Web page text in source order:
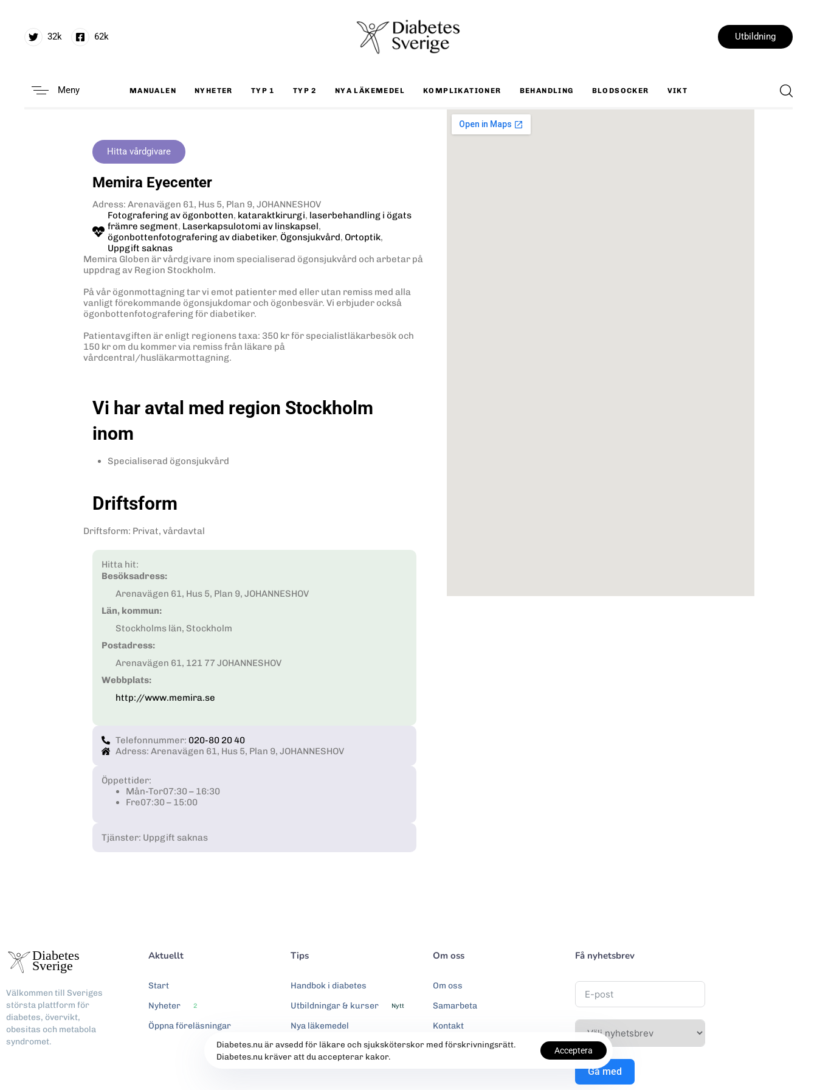
32k 62k Utbildning
Meny MANUALEN NYHETER TYP 1 TYP 2 NYA LÄKEMEDEL KOMPLIKATIONER BEHANDLING BLODSOCKER VIKT
Hitta vårdgivare
Memira Eyecenter
Adress: Arenavägen 61, Hus 5, Plan 9, JOHANNESHOV
Fotografering av ögonbotten, kataraktkirurgi, laserbehandling i ögats
främre segment, Laserkapsulotomi av linskapsel,
ögonbottenfotografering av diabetiker, Ögonsjukvård, Ortoptik,
Uppgift saknas
Memira Globen är vårdgivare inom specialiserad ögonsjukvård och arbetar på
uppdrag av Region Stockholm.
På vår ögonmottagning tar vi emot patienter med eller utan remiss med alla
vanligt förekommande ögonsjukdomar och ögonbesvär. Vi erbjuder också
ögonbottenfotografering för diabetiker.
Patientavgiften är enligt regionens taxa: 350 kr för specialistläkarbesök och
150 kr om du kommer via remiss från läkare på
vårdcentral/husläkarmottagning.
Vi har avtal med region Stockholm
inom
Specialiserad ögonsjukvård
Driftsform
Driftsform: Privat, vårdavtal
Hitta hit:
Besöksadress:
Arenavägen 61, Hus 5, Plan 9, JOHANNESHOV
Län, kommun:
Stockholms län, Stockholm
Postadress:
Arenavägen 61, 121 77 JOHANNESHOV
Webbplats:
http://www.memira.se
Telefonnummer: 020-80 20 40
Adress: Arenavägen 61, Hus 5, Plan 9, JOHANNESHOV
Öppettider:
Mån-Tor07:30 – 16:30
Fre07:30 – 15:00
Tjänster: Uppgift saknas
Välkommen till Sveriges
största plattform för
diabetes, övervikt,
obesitas och metabola
syndromet.
Aktuellt
Start
Nyheter
2
Öppna föreläsningar
Tips
Handbok i diabetes
Utbildningar & kurser
Nytt
Nya läkemedel
Om oss
Om oss
Samarbeta
Kontakt
Integritetspolicy
Få nyhetsbrev
Gå med
Diabetes.nu är avsedd för läkare och sjuksköterskor med förskrivningsrätt.
Diabetes.nu kräver att du accepterar kakor.
Acceptera